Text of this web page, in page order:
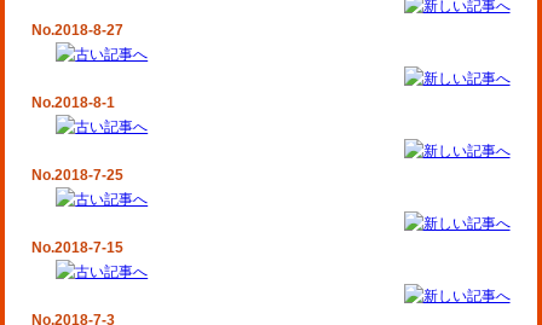
No.2018-8-27
No.2018-8-1
No.2018-7-25
No.2018-7-15
No.2018-7-3